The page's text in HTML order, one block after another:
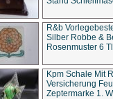
R&b
Silber Robbe &
Rosenmuster 6
Kpm Schale Mit
Versicherung
Zeptermarke 1.